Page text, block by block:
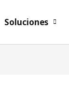
Soluciones